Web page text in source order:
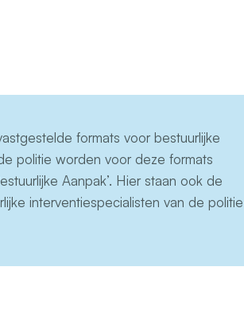
formats voor bestuurlijke
politie worden voor deze formats
Aanpak’. Hier staan ook de
interventiespecialisten van de politie